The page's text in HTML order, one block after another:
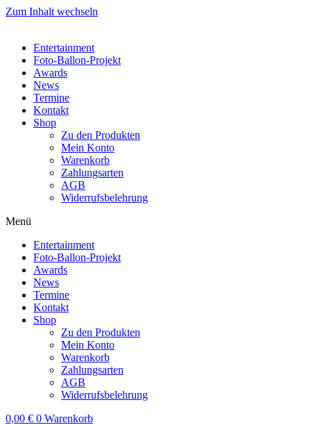
Zum Inhalt wechseln
Entertainment
Foto-Ballon-Projekt
Awards
News
Termine
Kontakt
Shop
Zu den Produkten
Mein Konto
Warenkorb
Zahlungsarten
AGB
Widerrufsbelehrung
Menü
Entertainment
Foto-Ballon-Projekt
Awards
News
Termine
Kontakt
Shop
Zu den Produkten
Mein Konto
Warenkorb
Zahlungsarten
AGB
Widerrufsbelehrung
0,00 € 0 Warenkorb